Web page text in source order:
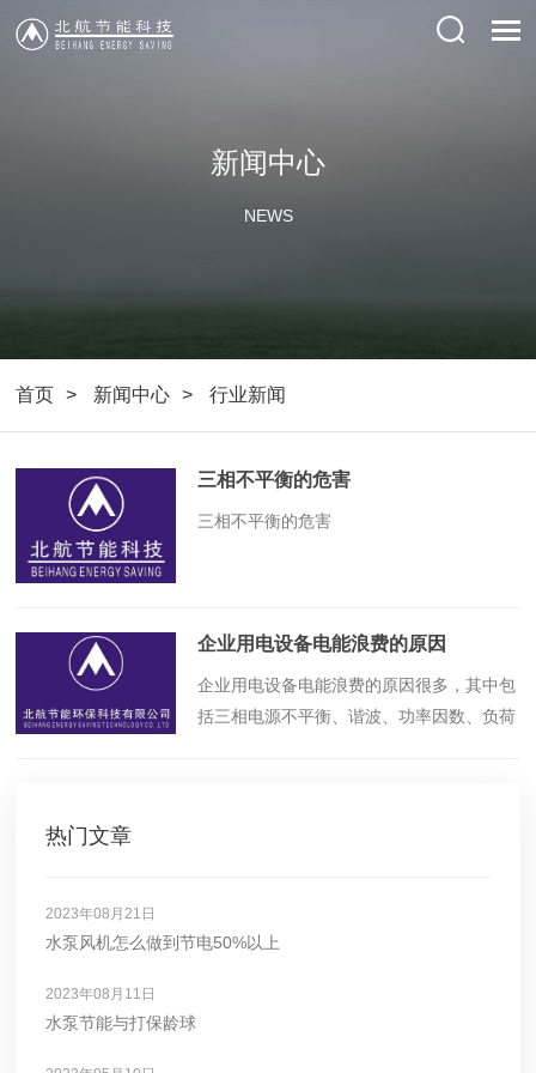
新闻中心
NEWS
首页 新闻中心 行业新闻
三相不平衡的危害
​三相不平衡的危害
企业用电设备电能浪费的原因
​企业用电设备电能浪费的原因很多，其中包
括三相电源不平衡、谐波、功率因数、负荷
热门文章
2023年08月21日
水泵风机怎么做到节电50%以上
2023年08月11日
水泵节能与打保龄球